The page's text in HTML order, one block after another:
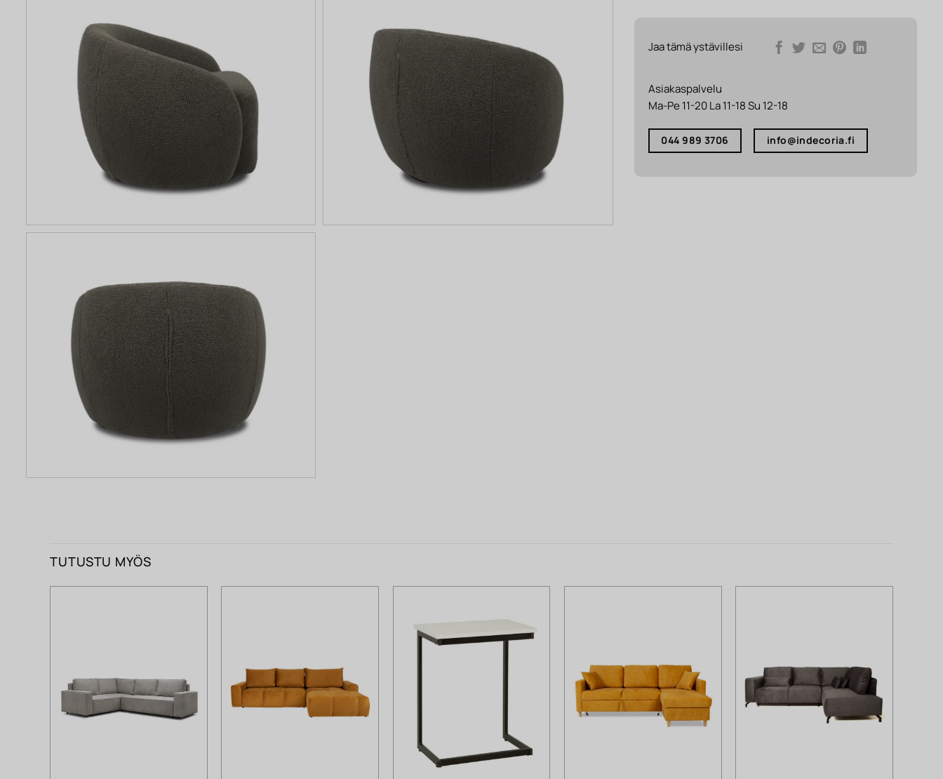
Jaa tämä ystävillesi
Asiakaspalvelu
Ma-Pe 11-20 La 11-18 Su 12-18
044 989 3706 info@indecoria.fi
TUTUSTU MYÖS